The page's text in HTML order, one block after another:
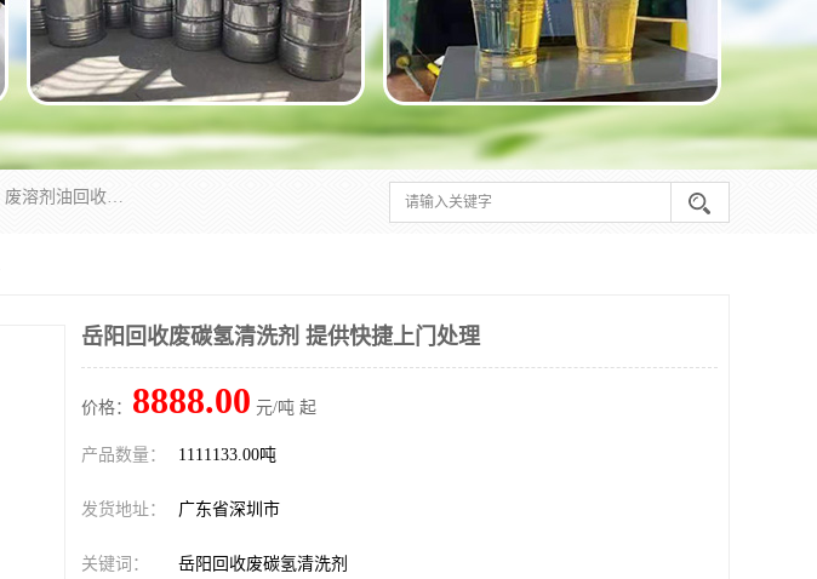
东莞市大岭山莞峰清洗剂经营部拥有的回收加工设备，大量废油回收、废清洗剂回收、废溶剂油回收、机械废油废清洗剂回收、废碳氢回收、碳氢液压油回收、碳氢二氯回收等废清洗剂处理；我们只是提供废旧化工原料的循环使用存放点，执行正规的存放，有正规的回收资质处理。同时我们公司批发零售回收级清洗剂，脱模油再生基础油，质量保证。
岳阳回收废碳氢清洗剂 提供快捷上门处理
价格： 8888.00 元/吨 起
产品数量： 1111133.00吨
发货地址： 广东省深圳市
关键词： 岳阳回收废碳氢清洗剂